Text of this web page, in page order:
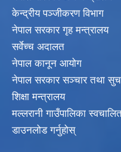
केन्द्रीय पञ्जीकरण विभाग
नेपाल सरकार गृह मन्त्रालय
सर्वेच्च अदालत
नेपाल कानून आयोग
नेपाल सरकार सञ्चार तथा
शिक्षा मन्त्रालय
मल्लरानी गाउँपालिका
डाउनलोड गर्नुहोस्